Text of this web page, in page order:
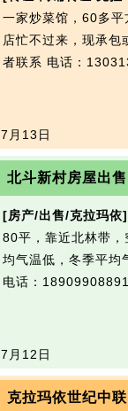
一家炒菜馆，60多平
店忙不过来，现承包
者联系 电话：
7月13日
北斗新村房屋出售
[房产/出售/克拉玛依]
80平，靠近北林带
均气温低，冬季平均
电话：18909908891
7月12日
克拉玛依世纪中